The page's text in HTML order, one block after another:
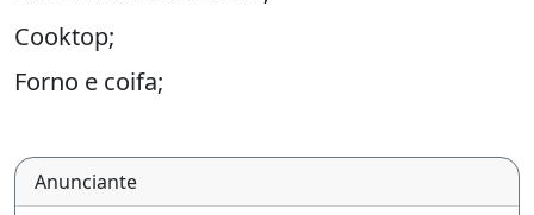
Uma suíte com hidro;
Lavabo;
Cooktop;
Forno e coifa;